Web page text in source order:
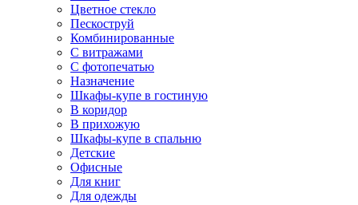
Цветное стекло
Пескоструй
Комбинированные
С витражами
С фотопечатью
Назначение
Шкафы-купе в гостиную
В коридор
В прихожую
Шкафы-купе в спальню
Детские
Офисные
Для книг
Для одежды